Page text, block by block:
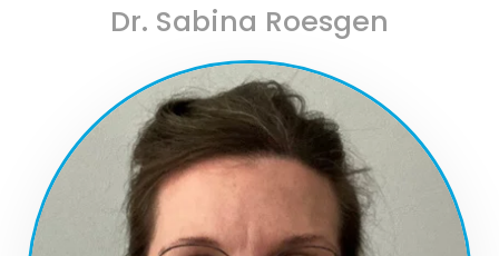
Dr. Sabina Roesgen